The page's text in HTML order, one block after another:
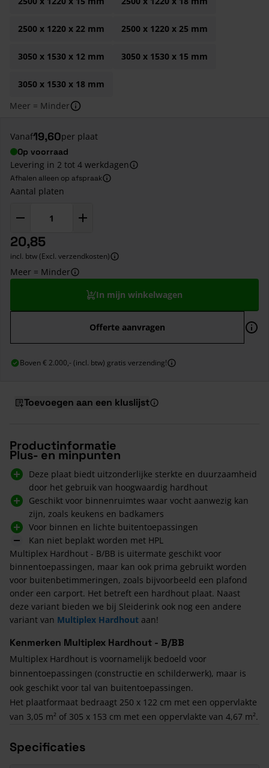
2500 x 1220 x 22 mm 2500 x 1220 x 25 mm
3050 x 1530 x 12 mm 3050 x 1530 x 15 mm
3050 x 1530 x 18 mm
Meer = Minder
Vanaf19,60per plaat
Op voorraad
Levering in 2 tot 4 werkdagen
Afhalen alleen op afspraak
Aantal platen
20,85
incl. btw (Excl. verzendkosten)
Meer = Minder
In mijn winkelwagen
Offerte aanvragen
Boven € 2.000,- (incl. btw) gratis verzending!
Toevoegen aan een kluslijst
Productinformatie
Plus- en minpunten
Deze plaat biedt uitzonderlijke sterkte en duurzaamheid
door het gebruik van hoogwaardig hardhout
Geschikt voor binnenruimtes waar vocht aanwezig kan
zijn, zoals keukens en badkamers
Voor binnen en lichte buitentoepassingen
Kan niet beplakt worden met HPL
Multiplex Hardhout - B/BB is uitermate geschikt voor
binnentoepassingen, maar kan ook prima gebruikt worden
voor buitenbetimmeringen, zoals bijvoorbeeld een plafond
onder een carport. Het betreft een hardhout plaat. Naast
deze variant bieden we bij Sleiderink ook nog een andere
variant van Multiplex Hardhout aan!
Kenmerken Multiplex Hardhout - B/BB
Multiplex Hardhout is voornamelijk bedoeld voor
binnentoepassingen (constructie en schilderwerk), maar is
ook geschikt voor tal van buitentoepassingen.
Het plaatformaat bedraagt 250 x 122 cm met een oppervlakte
van 3,05 m² of 305 x 153 cm met een oppervlakte van 4,67 m².
Specificaties